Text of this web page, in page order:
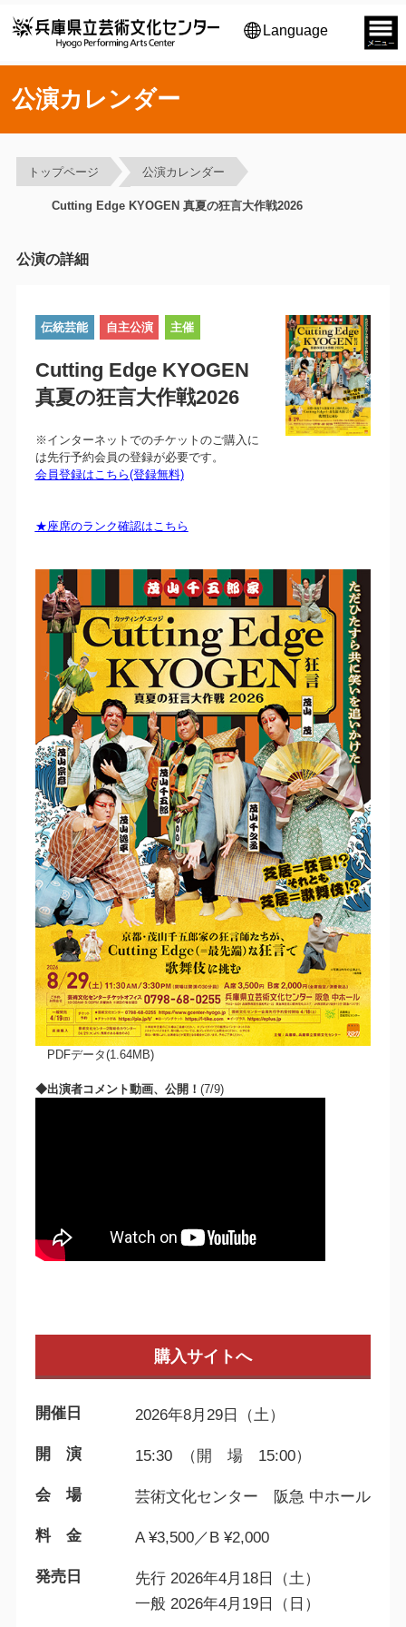
Language
公演カレンダー
トップページ 公演カレンダー
Cutting Edge KYOGEN 真夏の狂言大作戦2026
公演の詳細
伝統芸能 自主公演 主催
Cutting Edge KYOGEN
真夏の狂言大作戦2026
※インターネットでのチケットのご購入に
は先行予約会員の登録が必要です。
会員登録はこちら(登録無料)
★座席のランク確認はこちら
PDFデータ(1.64MB)
◆出演者コメント動画、公開！ (7/9)
購入サイトへ
開催日 2026年8月29日（土）
開 演 15:30 （開 場 15:00）
会 場 芸術文化センター 阪急 中ホール
料 金 A ¥3,500／B ¥2,000
発売日
先行 2026年4月18日（土）
一般 2026年4月19日（日）